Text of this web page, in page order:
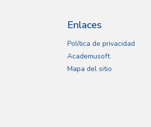
Enlaces
Política de privacidad
Academusoft
Mapa del sitio